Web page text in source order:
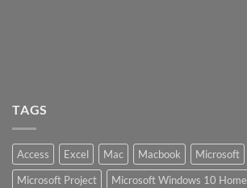
TAGS
Access Excel Mac Macbook Microsoft
Microsoft Project
Microsoft Windows 10 Home